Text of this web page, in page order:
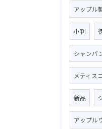
アップル
小判
シャンパ
メティス
新品
アップル